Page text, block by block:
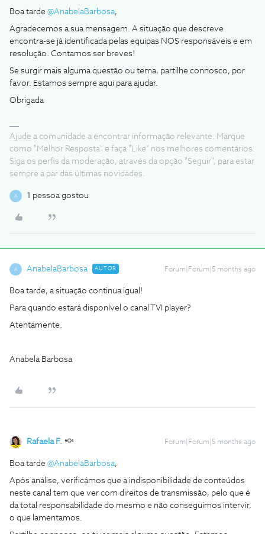
Boa tarde ​ @AnabelaBarbosa,
Agradecemos a sua mensagem. A situação que descreve
encontra-se já identificada pelas equipas NOS responsáveis e em
resolução. Contamos ser breves!
Se surgir mais alguma questão ou tema, partilhe connosco, por
favor. Estamos sempre aqui para ajudar.
Obrigada
Ajude a comunidade a encontrar informação relevante. Marque
como "Melhor Resposta" e faça "Like" nos melhores comentários.
Siga os perfis da moderação, através da opção "Seguir", para estar
sempre a par das últimas novidades.
A 1 pessoa gostou
A AnabelaBarbosa AUTOR Forum|Forum|5 months ago
Boa tarde, a situação continua igual!
Para quando estará disponível o canal TVI player?
Atentamente.
Anabela Barbosa
Rafaela F. Forum|Forum|5 months ago
Boa tarde ​ @AnabelaBarbosa,
Após análise, verificámos que a indisponibilidade de conteúdos
neste canal tem que ver com direitos de transmissão, pelo que é
da total responsabilidade do mesmo e não conseguimos intervir,
o que lamentamos.